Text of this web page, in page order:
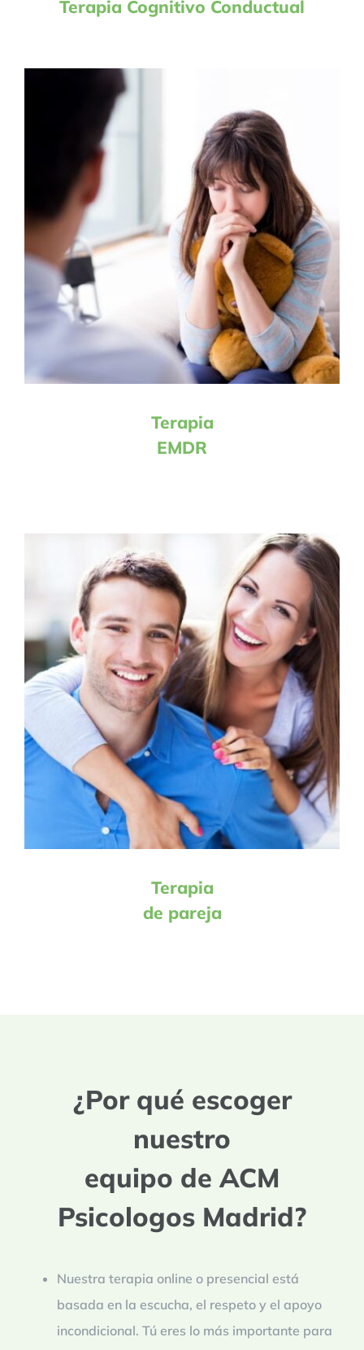
Terapia Cognitivo Conductual
Terapia
EMDR
Terapia
de pareja
¿Por qué escoger
nuestro
equipo de ACM
Psicologos Madrid?
Nuestra terapia online o presencial está
basada en la escucha, el respeto y el apoyo
incondicional. Tú eres lo más importante para